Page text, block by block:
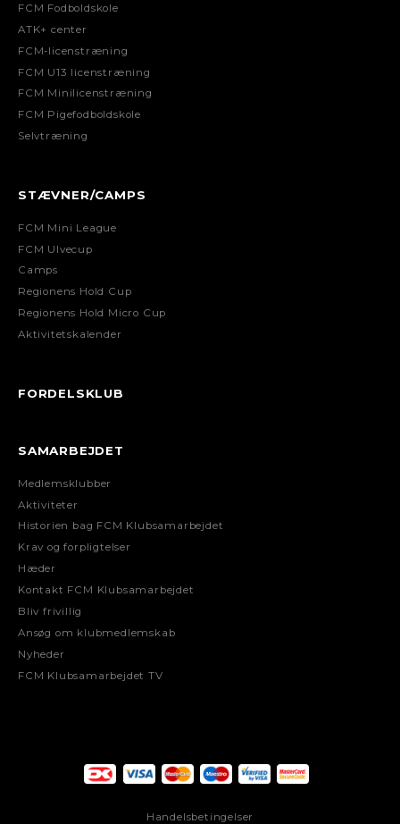
FCM Fodboldskole
ATK+ center
FCM-licenstræning
FCM U13 licenstræning
FCM Minilicenstræning
FCM Pigefodboldskole
Selvtræning
STÆVNER/CAMPS
FCM Mini League
FCM Ulvecup
Camps
Regionens Hold Cup
Regionens Hold Micro Cup
Aktivitetskalender
FORDELSKLUB
SAMARBEJDET
Medlemsklubber
Aktiviteter
Historien bag FCM Klubsamarbejdet
Krav og forpligtelser
Hæder
Kontakt FCM Klubsamarbejdet
Bliv frivillig
Ansøg om klubmedlemskab
Nyheder
FCM Klubsamarbejdet TV
Handelsbetingelser